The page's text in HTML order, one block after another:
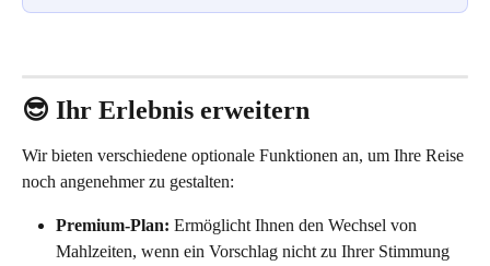
😎 Ihr Erlebnis erweitern
Wir bieten verschiedene optionale Funktionen an, um Ihre Reise
noch angenehmer zu gestalten:
Premium-Plan: Ermöglicht Ihnen den Wechsel von
Mahlzeiten, wenn ein Vorschlag nicht zu Ihrer Stimmung